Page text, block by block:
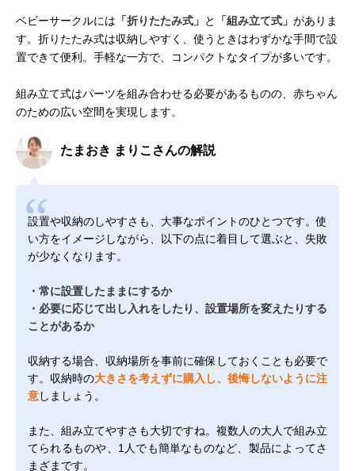
ベビーサークルには 「折りたたみ式」 と 「組み立て式」 がありま
す。折りたたみ式は収納しやすく、使うときはわずかな手間で設
置できて便利。手軽な一方で、コンパクトなタイプが多いです。
組み立て式はパーツを組み合わせる必要があるものの、赤ちゃん
のための広い空間を実現します。
たまおき まりこさんの解説
設置や収納のしやすさも、大事なポイントのひとつです。使
い方をイメージしながら、以下の点に着目して選ぶと、失敗
が少なくなります。
・常に設置したままにするか
・必要に応じて出し入れをしたり、設置場所を変えたりする
ことがあるか
収納する場合、収納場所を事前に確保しておくことも必要で
す。収納時の大きさを考えずに購入し、後悔しないように注
意しましょう。
また、組み立てやすさも大切ですね。複数人の大人で組み立
てられるものや、1人でも簡単なものなど、製品によってさ
まざまです。